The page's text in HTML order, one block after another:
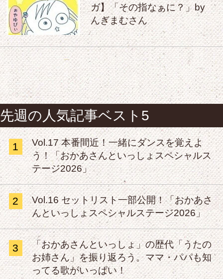
ガ】「その指なぁに？」by
んぎまむさん
先週の人気記事ベスト5
1
Vol.17 本番間近！一緒にダンスを覚えよ
う！「おかあさんといっしょスペシャルス
テージ2026」
2
Vol.16 セットリスト一部公開！「おかあさ
んといっしょスペシャルステージ2026」
3
「おかあさんといっしょ」の歴代「うたの
お姉さん」を振り返ろう。ママ・パパも知
ってる歌がいっぱい！